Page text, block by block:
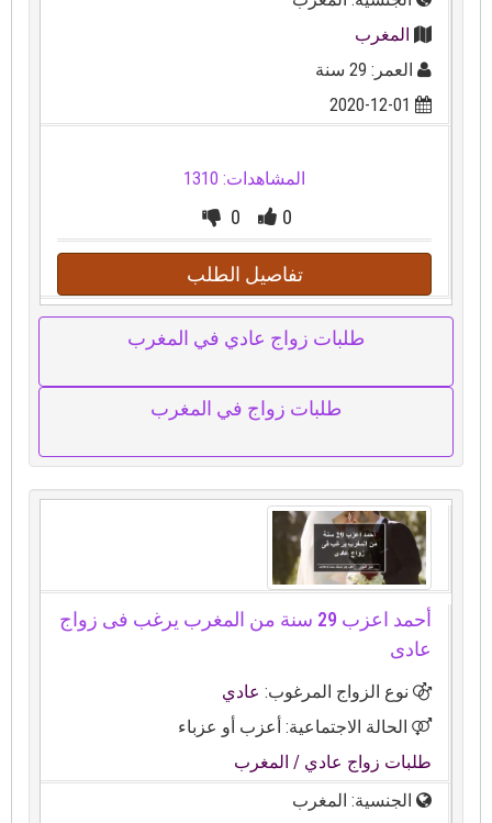
المغرب
العمر: 29 سنة
2020-12-01
المشاهدات: 1310
0
0
تفاصيل الطلب
طلبات زواج عادي في المغرب
طلبات زواج في المغرب
أحمد اعزب 29 سنة من المغرب يرغب فى زواج
عادى
نوع الزواج المرغوب:عادي
الحالة الاجتماعية: أعزب أو عزباء
طلبات زواج عادي/ المغرب
الجنسية: المغرب